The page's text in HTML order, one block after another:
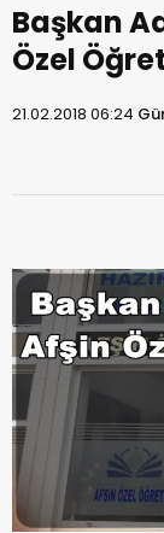
Başkan
Özel
21.02.2018 06:24